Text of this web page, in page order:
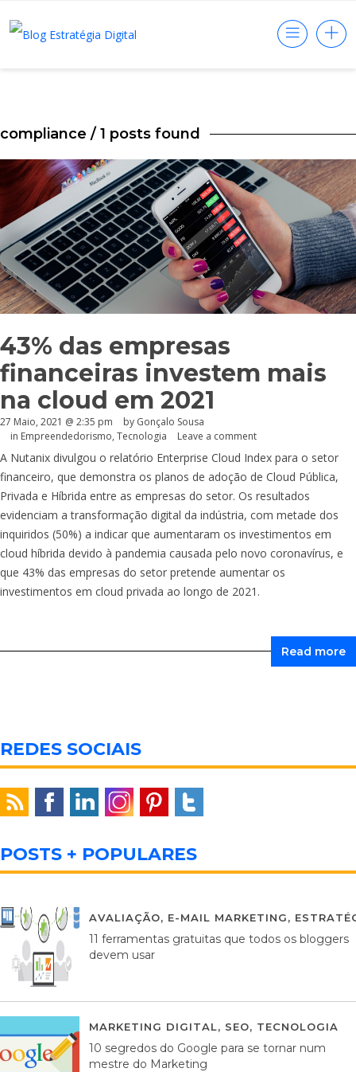
compliance / 1 posts found
43% das empresas
financeiras investem mais
na cloud em 2021
27 Maio, 2021 @ 2:35 pm by Gonçalo Sousa
in Empreendedorismo, Tecnologia Leave a comment
A Nutanix divulgou o relatório Enterprise Cloud Index para o setor
financeiro, que demonstra os planos de adoção de Cloud Pública,
Privada e Híbrida entre as empresas do setor. Os resultados
evidenciam a transformação digital da indústria, com metade dos
inquiridos (50%) a indicar que aumentaram os investimentos em
cloud híbrida devido à pandemia causada pelo novo coronavírus, e
que 43% das empresas do setor pretende aumentar os
investimentos em cloud privada ao longo de 2021.
Read more
REDES SOCIAIS
POSTS + POPULARES
AVALIAÇÃO, E-MAIL MARKETING,
11 ferramentas gratuitas que todos os bloggers
devem usar
MARKETING DIGITAL, SEO, TECNOLOGIA
10 segredos do Google para se tornar num
mestre do Marketing